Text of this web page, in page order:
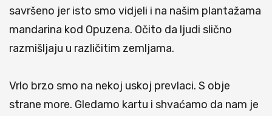
savršeno jer isto smo vidjeli i na našim plantažama
mandarina kod Opuzena. Očito da ljudi slično
razmišljaju u različitim zemljama.
Vrlo brzo smo na nekoj uskoj prevlaci. S obje
strane more. Gledamo kartu i shvaćamo da nam je